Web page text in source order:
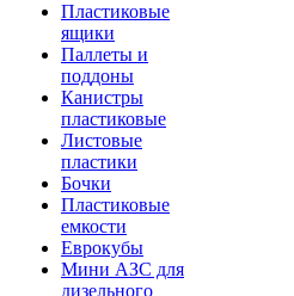
Пластиковые
ящики
Паллеты и
поддоны
Канистры
пластиковые
Листовые
пластики
Бочки
Пластиковые
емкости
Еврокубы
Мини АЗС для
дизельного